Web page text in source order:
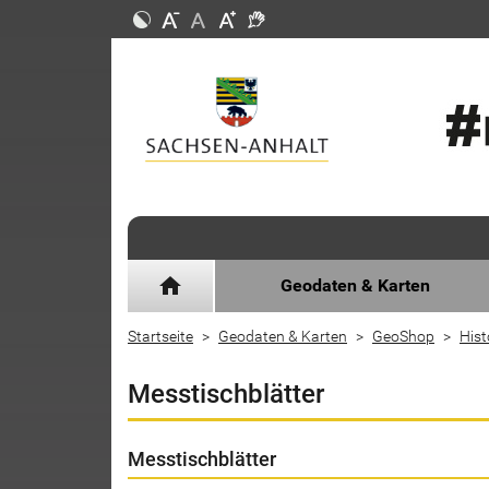
home Geodaten & Karten
Startseite Geodaten & Karten GeoShop
Messtischblätter
Messtischblätter